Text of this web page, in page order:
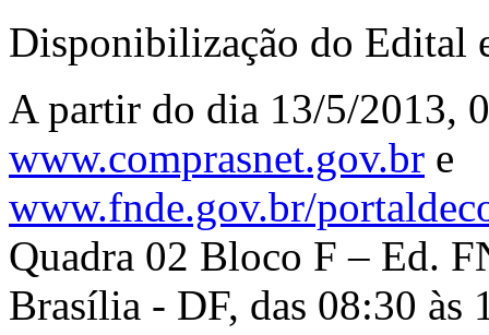
Disponibilização do Edital
A partir do dia 13/5/2013,
www.comprasnet.gov.br e
www.fnde.gov.br/
Quadra 02 Bloco F – Ed.
Brasília - DF, das 08:30 às